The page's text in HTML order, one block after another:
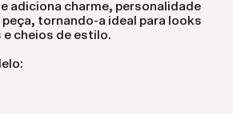
adiciona charme, personalidade
tornando-a ideal para looks
e cheios de estilo.